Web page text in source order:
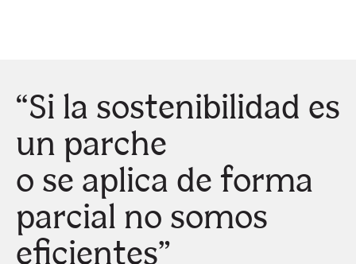
“Si la sostenibilidad es
un parche
o se aplica de forma
parcial no somos
eficientes”